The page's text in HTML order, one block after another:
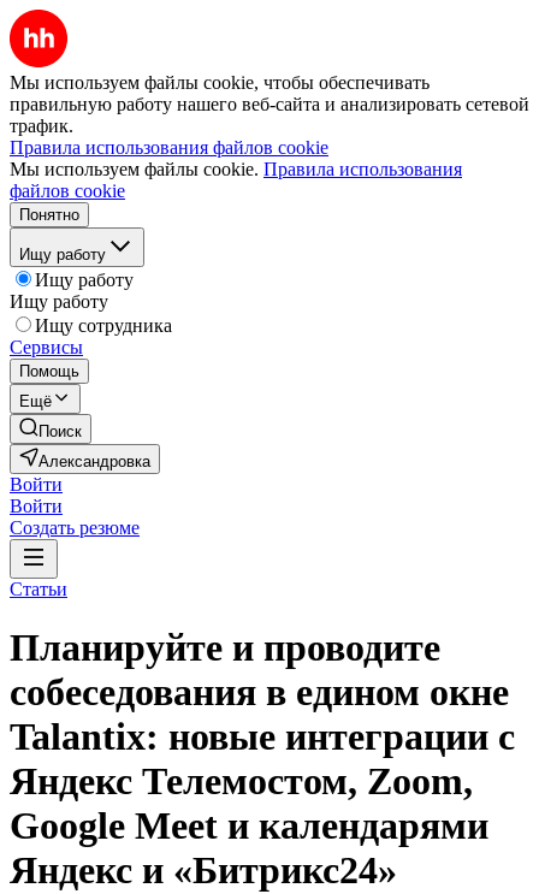
Мы используем файлы cookie, чтобы обеспечивать
правильную работу нашего веб-сайта и анализировать сетевой
трафик.
Правила использования файлов cookie
Мы используем файлы cookie. Правила использования
файлов cookie
Понятно
Ищу работу
Ищу работу
Ищу работу
Ищу сотрудника
Сервисы
Помощь
Ещё
Поиск
Александровка
Войти
Войти
Создать резюме
Статьи
Планируйте и проводите
собеседования в едином окне
Talantix: новые интеграции с
Яндекс Телемостом, Zoom,
Google Meet и календарями
Яндекс и «Битрикс24»